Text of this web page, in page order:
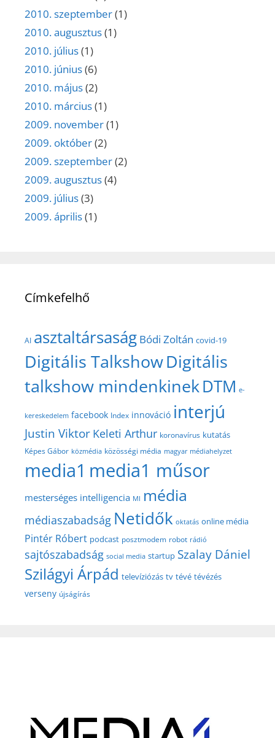
2010. szeptember(1)
2010. augusztus(1)
2010. július(1)
2010. június(6)
2010. május(2)
2010. március(1)
2009. november(1)
2009. október(2)
2009. szeptember(2)
2009. augusztus(4)
2009. július(3)
2009. április(1)
Címkefelhő
AI asztaltársaság Bódi Zoltán covid-19
Digitális TalkshowDigitális
talkshow mindenkinekDTM e-
kereskedelem facebook Index innováció interjú
Justin Viktor Keleti Arthur koronavírus kutatás
Képes Gábor közmédia közösségi média magyar médiahelyzet
media1 media1 műsor
mesterséges intelligencia MI média
médiaszabadság Netidők oktatás online média
Pintér Róbert podcast posztmodem robot rádió
sajtószabadság social media startup Szalay Dániel
Szilágyi Árpád televíziózás tv tévé tévézés
verseny újságírás